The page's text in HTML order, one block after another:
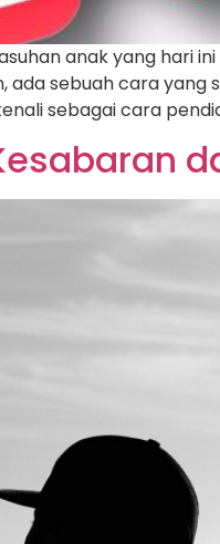
anak yang hari
ada sebuah cara
sebagai cara